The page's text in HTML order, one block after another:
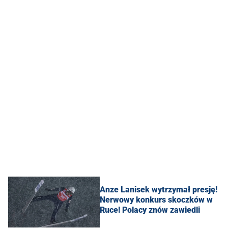
Anze Lanisek wytrzymał presję!
Nerwowy konkurs skoczków w
Ruce! Polacy znów zawiedli